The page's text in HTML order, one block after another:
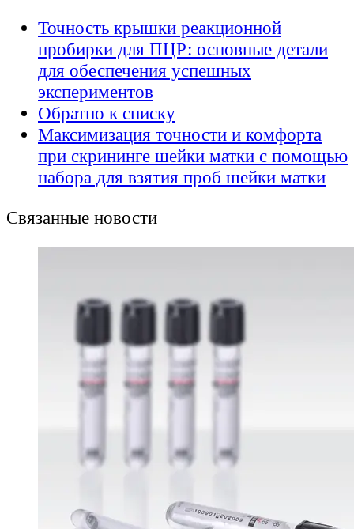
Точность крышки реакционной
пробирки для ПЦР: основные детали
для обеспечения успешных
экспериментов
Обратно к списку
Максимизация точности и комфорта
при скрининге шейки матки с помощью
набора для взятия проб шейки матки
Связанные новости